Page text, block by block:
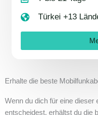
Türkei +13
Erhalte die beste
Wenn du dich für eine dieser
entscheidest, erhältst du die